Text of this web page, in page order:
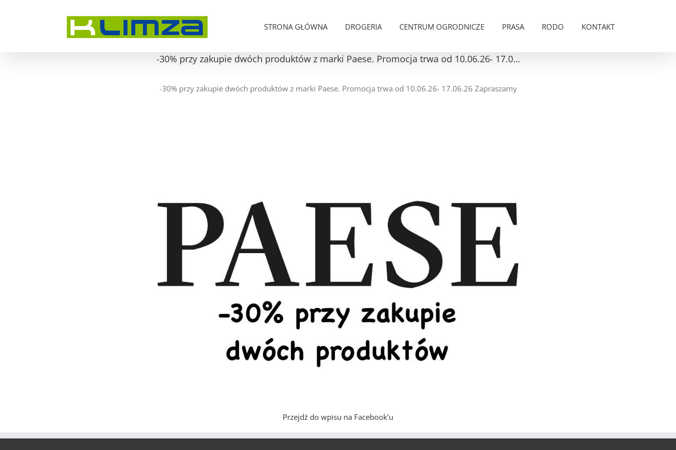
STRONA GŁÓWNA DROGERIA CENTRUM OGRODNICZE PRASA RODO KONTAKT
-30% przy zakupie dwóch produktów z marki Paese. Promocja trwa od 10.06.26- 17.0…
-30% przy zakupie dwóch produktów z marki Paese. Promocja trwa od 10.06.26- 17.06.26 Zapraszamy
Przejdź do wpisu na Facebook’u